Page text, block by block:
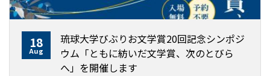
18
Aug
琉球大学びぶりお文学賞20回記念シンポジ
ウム「ともに紡いだ文学賞、次のとびら
へ」を開催します